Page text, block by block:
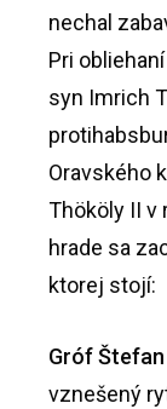
nechal
Pri
syn Imrich
Oravského
Thököly II v
hrade sa
ktorej stojí:
Gróf Štefan
vznešený